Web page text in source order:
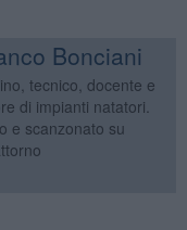
Bonciani
tecnico, docente e
di impianti natatori.
e scanzonato su